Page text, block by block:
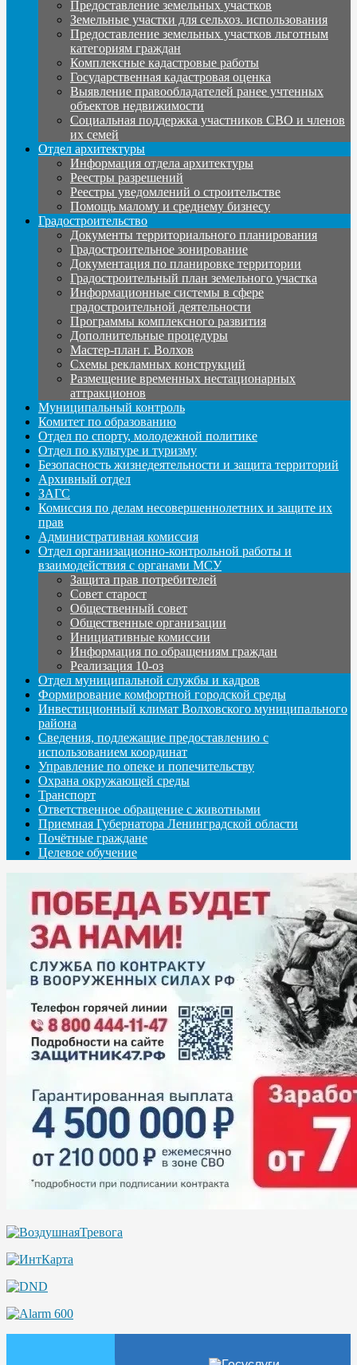
Предоставление земельных участков
Земельные участки для сельхоз. использования
Предоставление земельных участков льготным
категориям граждан
Комплексные кадастровые работы
Государственная кадастровая оценка
Выявление правообладателей ранее учтенных
объектов недвижимости
Социальная поддержка участников СВО и членов
их семей
Отдел архитектуры
Информация отдела архитектуры
Реестры разрешений
Реестры уведомлений о строительстве
Помощь малому и среднему бизнесу
Градостроительство
Документы территориального планирования
Градостроительное зонирование
Документация по планировке территории
Градостроительный план земельного участка
Информационные системы в сфере
градостроительной деятельности
Программы комплексного развития
Дополнительные процедуры
Мастер-план г. Волхов
Схемы рекламных конструкций
Размещение временных нестационарных
аттракционов
Муниципальный контроль
Комитет по образованию
Отдел по спорту, молодежной политике
Отдел по культуре и туризму
Безопасность жизнедеятельности и защита территорий
Архивный отдел
ЗАГС
Комиссия по делам несовершеннолетних и защите их
прав
Административная комиссия
Отдел организационно-контрольной работы и
взаимодействия с органами МСУ
Защита прав потребителей
Совет старост
Общественный совет
Общественные организации
Инициативные комиссии
Информация по обращениям граждан
Реализация 10-оз
Отдел муниципальной службы и кадров
Формирование комфортной городской среды
Инвестиционный климат Волховского муниципального
района
Сведения, подлежащие предоставлению с
использованием координат
Управление по опеке и попечительству
Охрана окружающей среды
Транспорт
Ответственное обращение с животными
Приемная Губернатора Ленинградской области
Почётные граждане
Целевое обучение